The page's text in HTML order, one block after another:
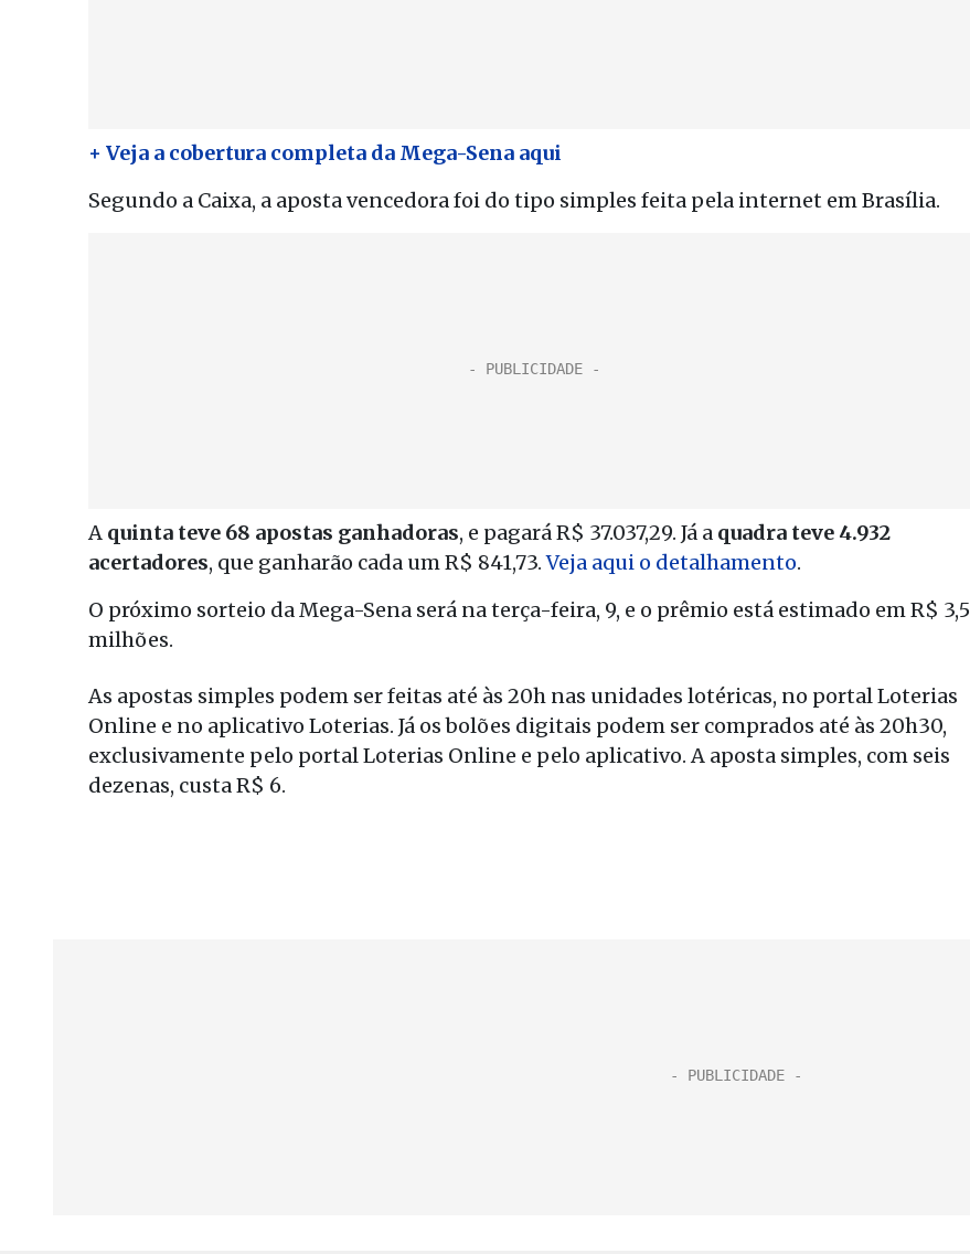
+ Veja a cobertura completa da Mega-Sena aqui
Segundo a Caixa, a aposta vencedora foi do tipo simples feita pela internet em Brasília.
A quinta teve 68 apostas ganhadoras, e pagará R$ 37.037,29. Já a quadra teve 4.932
acertadores, que ganharão cada um R$ 841,73.Veja aqui o detalhamento.
O próximo sorteio da Mega-Sena será na terça-feira, 9, e o prêmio está estimado em R$ 3,5
milhões.
As apostas simples podem ser feitas até às 20h nas unidades lotéricas, no portal Loterias
Online e no aplicativo Loterias. Já os bolões digitais podem ser comprados até às 20h30,
exclusivamente pelo portal Loterias Online e pelo aplicativo. A aposta simples, com seis
dezenas, custa R$ 6.